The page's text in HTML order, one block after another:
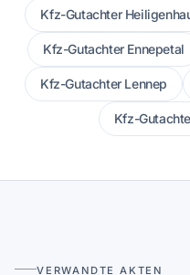
Kfz-Gutachter
Kfz-Gutachter Ennepetal
Kfz-Gutachter Lennep
Kfz-
VERWANDTE AKTEN